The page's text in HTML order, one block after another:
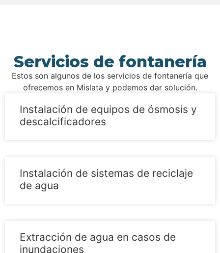
Servicios de fontanería
Estos son algunos de los servicios de fontanería que
ofrecemos en Mislata y podemos dar solución.
Instalación de equipos de ósmosis y
descalcificadores
Instalación de sistemas de reciclaje
de agua
Extracción de agua en casos de
inundaciones